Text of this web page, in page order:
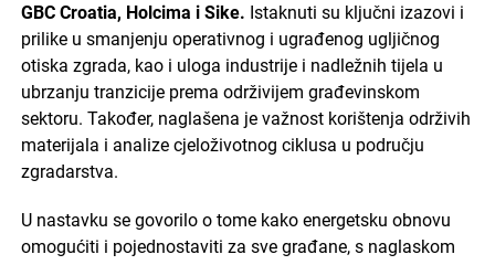
GBC Croatia, Holcima i Sike. Istaknuti su ključni izazovi i
prilike u smanjenju operativnog i ugrađenog ugljičnog
otiska zgrada, kao i uloga industrije i nadležnih tijela u
ubrzanju tranzicije prema održivijem građevinskom
sektoru. Također, naglašena je važnost korištenja održivih
materijala i analize cjeloživotnog ciklusa u području
zgradarstva.
U nastavku se govorilo o tome kako energetsku obnovu
omogućiti i pojednostaviti za sve građane, s naglaskom